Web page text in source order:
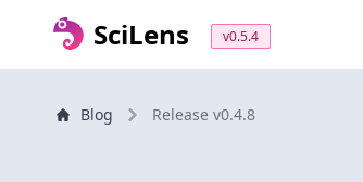
SciLens v0.5.4
Blog Release v0.4.8